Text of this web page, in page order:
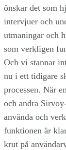
önskar det som
intervjuer och
utmaningar och
som verkligen
Och vi stannar
nu i ett tidigare
processen. När
och andra
använda och
funktionen är
krut på